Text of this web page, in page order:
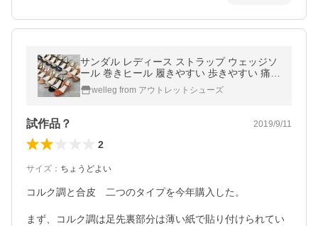
サンダル レディース ストラップ ウェッジソ
ール 巻きヒール 履きやすい 歩きやすい 痛く
ない 3.5cmヒール 送料無料 在庫限り
welleg from アウトレットシューズ
試作品？ 2019/9/11
2
サイズ ： ちょうどよい
コルク調と合皮　二つのタイプを今年購入した。
まず、コルク調は足先裏部分は薄い紙で貼り付けられてい